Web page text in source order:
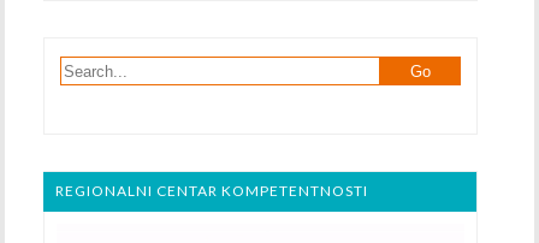
REGIONALNI CENTAR KOMPETENTNOSTI